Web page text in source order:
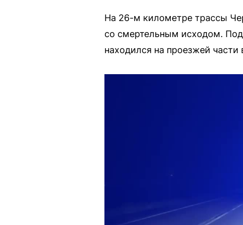
На 26-м километре трассы
со смертельным исходом.
находился на проезжей части